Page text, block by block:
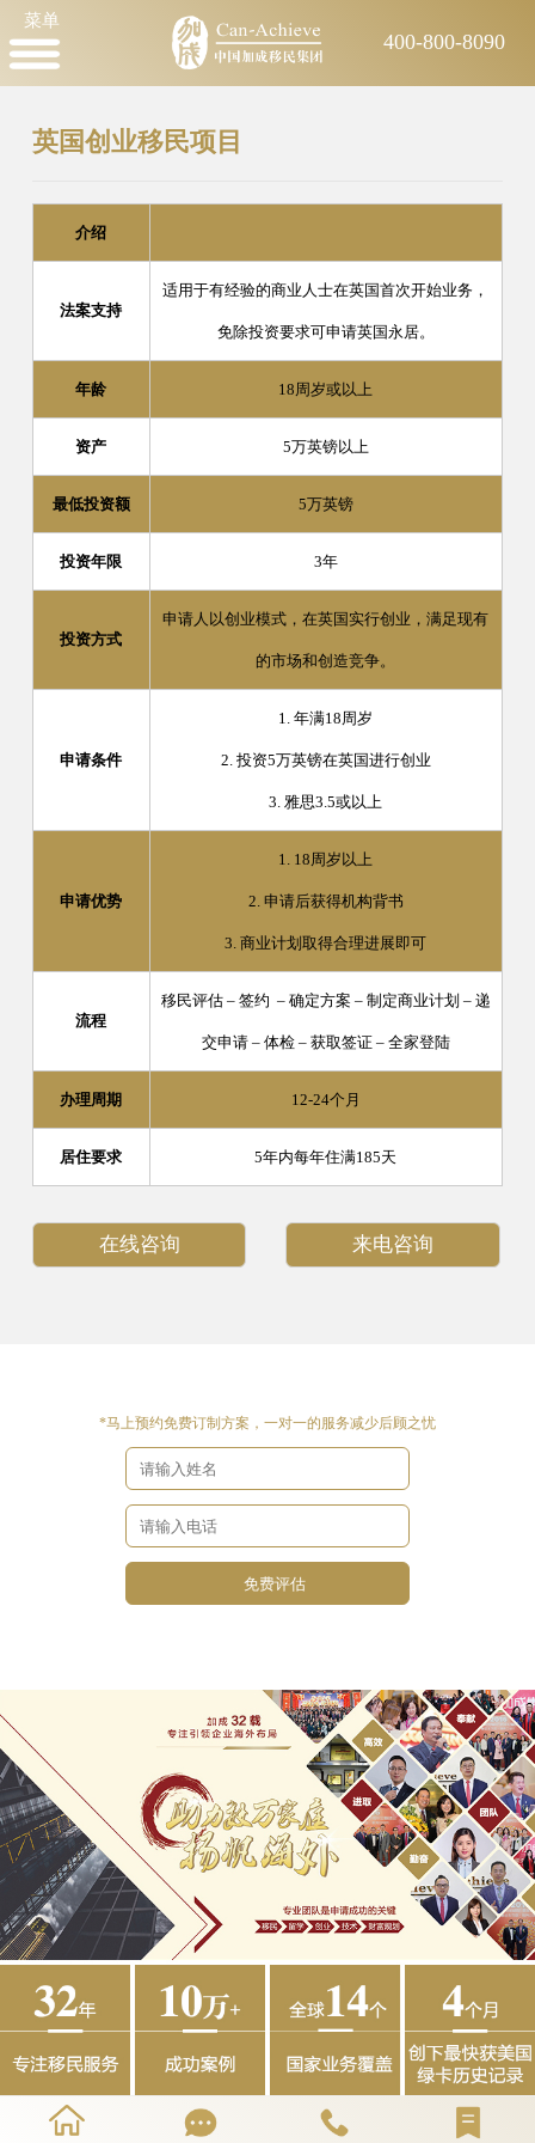
菜单
400-800-8090
英国创业移民项目
介绍
法案支持
适用于有经验的商业人士在英国首次开始业务，
免除投资要求可申请英国永居。
年龄 18周岁或以上
资产 5万英镑以上
最低投资额 5万英镑
投资年限 3年
投资方式
申请人以创业模式，在英国实行创业，满足现有
的市场和创造竞争。
申请条件
1.年满18周岁
2. 投资5万英镑在英国进行创业
3. 雅思3.5或以上
申请优势
1. 18周岁以上
2. 申请后获得机构背书
3. 商业计划取得合理进展即可
流程
移民评估 – 签约 – 确定方案 – 制定商业计划 – 递
交申请 – 体检 – 获取签证 – 全家登陆
办理周期 12-24个月
居住要求 5年内每年住满185天
在线咨询 来电咨询
*马上预约免费订制方案，一对一的服务减少后顾之忧